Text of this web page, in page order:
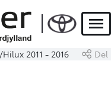
Hilux 2011 - 2016 Del